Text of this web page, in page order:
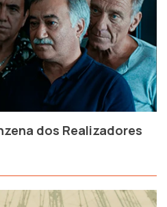
dos Realizadores